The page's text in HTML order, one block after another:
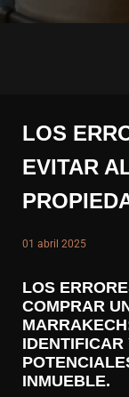
LOS
EVITAR
01 abril 2025
LOS
COMPRAR
INMUEBLE.